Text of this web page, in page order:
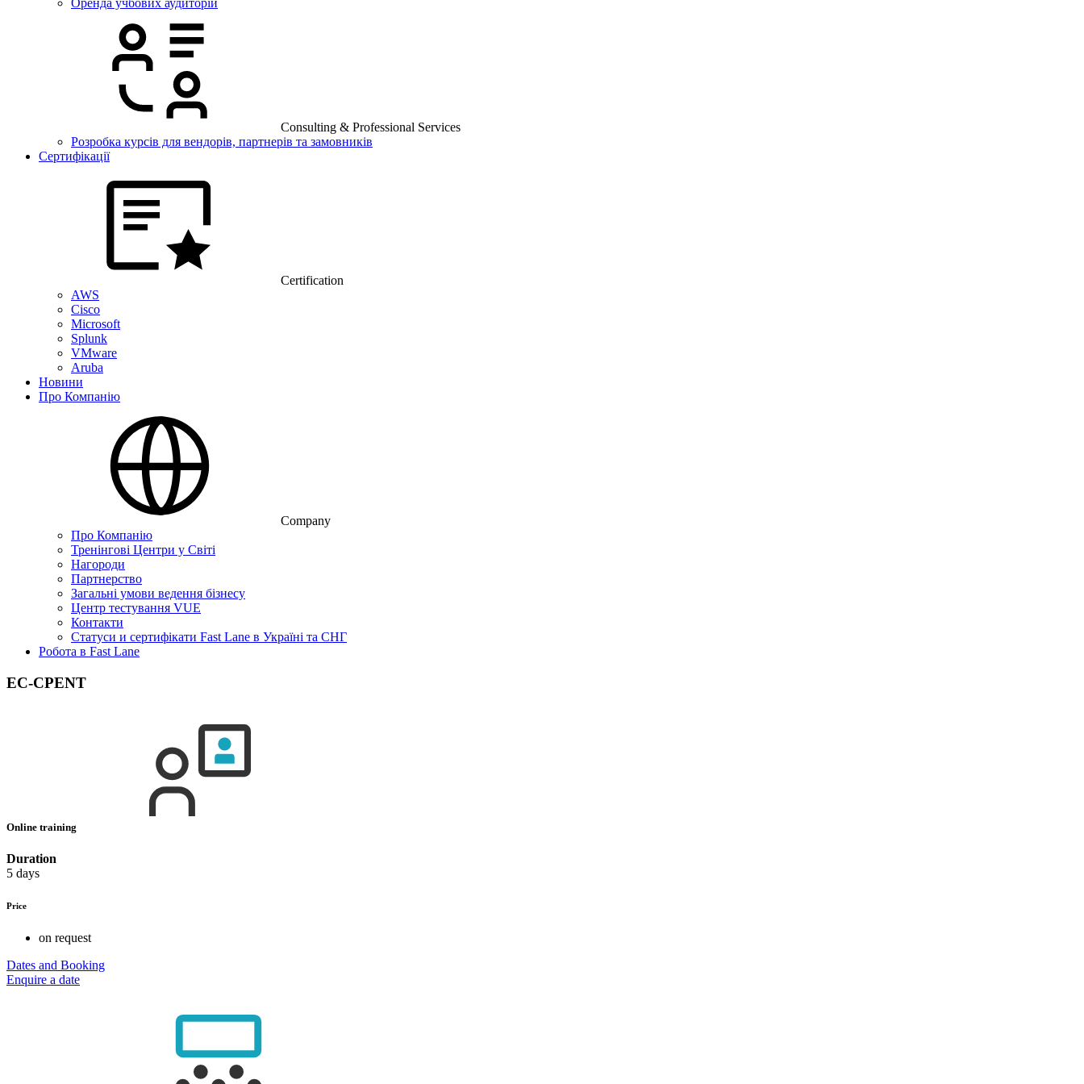
Оренда учбових аудиторій
Consulting & Professional Services
Розробка курсів для вендорів, партнерів та замовників
Сертифікації
Certification
AWS
Cisco
Microsoft
Splunk
VMware
Aruba
Новини
Про Компанію
Company
Про Компанію
Тренінгові Центри у Світі
Нагороди
Партнерство
Загальні умови ведення бізнесу
Центр тестування VUE
Контакти
Статуси и сертифікати Fast Lane в Україні та СНГ
Робота в Fast Lane
EC-CPENT
Online training
Duration
5 days
Price
on request
Dates and Booking
Enquire a date